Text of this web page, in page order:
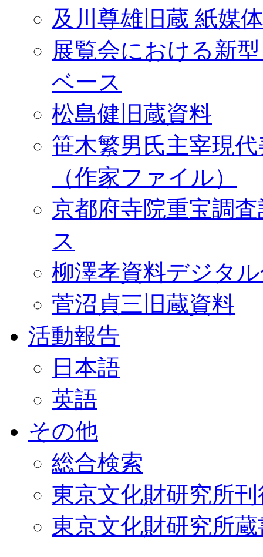
及川尊雄旧蔵 紙媒
展覧会における新
ベース
松島健旧蔵資料
笹木繁男氏主宰現
（作家ファイル）
京都府寺院重宝調
ス
柳澤孝資料デジタ
菅沼貞三旧蔵資料
活動報告
日本語
英語
その他
総合検索
東京文化財研究所
東京文化財研究所